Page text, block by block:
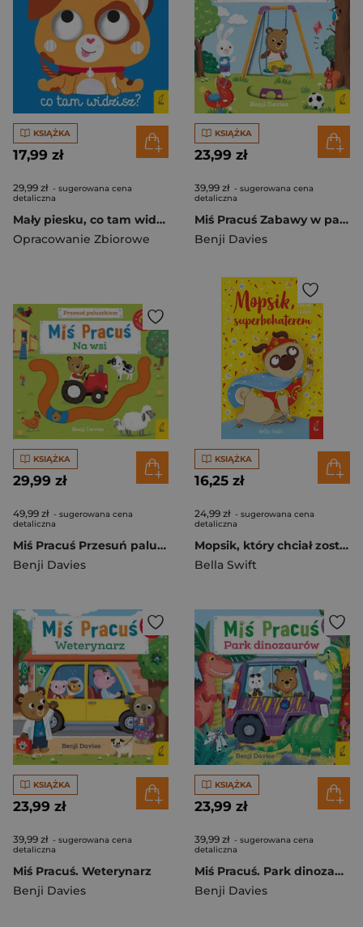
KSIĄŻKA
17,99 zł
29,99 zł - sugerowana cena
detaliczna
Mały piesku, co tam widzisz?
Opracowanie Zbiorowe
KSIĄŻKA
23,99 zł
39,99 zł - sugerowana cena
detaliczna
Miś Pracuś Zabawy w parku
Benji Davies
KSIĄŻKA
29,99 zł
49,99 zł - sugerowana cena
detaliczna
Miś Pracuś Przesuń paluszkiem Na wsi
Benji Davies
KSIĄŻKA
16,25 zł
24,99 zł - sugerowana cena
detaliczna
Mopsik, który chciał zostać superbohaterem
Bella Swift
KSIĄŻKA
23,99 zł
39,99 zł - sugerowana cena
detaliczna
Miś Pracuś. Weterynarz
Benji Davies
KSIĄŻKA
23,99 zł
39,99 zł - sugerowana cena
detaliczna
Miś Pracuś. Park dinozaurów
Benji Davies